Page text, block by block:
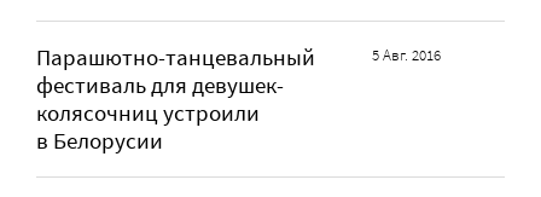
Парашютно-танцевальный
фестиваль для девушек-
колясочниц устроили
в Белорусии
5 Авг. 2016